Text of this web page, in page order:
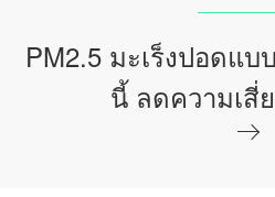
PM2.5 มะเร็งปอดแ
นี้ ลดความเสี่